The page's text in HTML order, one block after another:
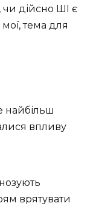
чи дійсно ШІ є
тема для
найбільш
впливу
врятувати